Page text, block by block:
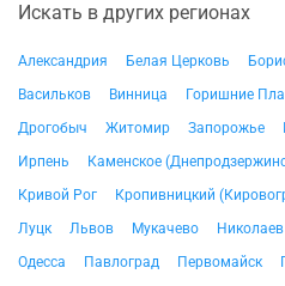
Искать в других регионах
Александрия Белая Церковь
Васильков
Винница Горишние
Дрогобыч
Житомир Запорожье
Ирпень
Каменское
Кривой Рог
Кропивницкий
Луцк
Львов Мукачево Николаев
Одесса
Павлоград Первомайск